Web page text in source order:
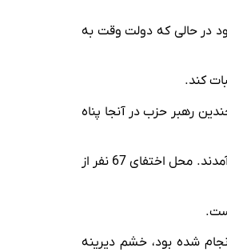
در حالی که دولت وقت به
رهبر حزب در آنجا پناه
فضل الرحمن با اشاره به آنچه او به عنوان شواهدی مبنی بر دست داشتن هند در این حادثه توصیف کرد، گفت: “حدود 921 هندی در این مدت به کشور آمدند. محل اختفای 67 نفر از
شده بود، خشم دیرینه